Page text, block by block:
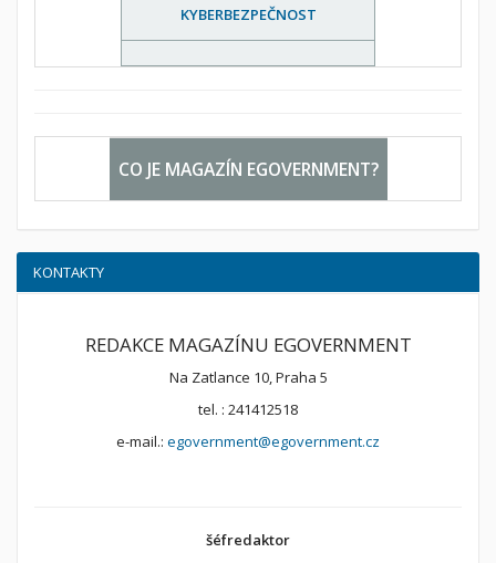
KYBERBEZPEČNOST
CO JE MAGAZÍN EGOVERNMENT?
KONTAKTY
REDAKCE MAGAZÍNU EGOVERNMENT
Na Zatlance 10, Praha 5
tel. : 241412518
e-mail.: egovernment@egovernment.cz
šéfredaktor